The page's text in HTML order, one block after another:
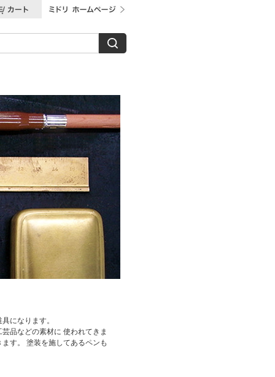
になります。
品などの素材に 使われてきま
す。 塗装を施してあるペンも